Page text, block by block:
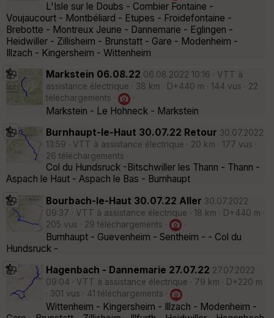
L'Isle sur le Doubs - Combier Fontaine -
Voujaucourt - Montbéliard - Etupes - Froidefontaine -
Brebotte - Montreux Jeune - Dannemarie - Eglingen -
Heidwiller - Zillisheim - Brunstatt - Gare - Modenheim -
Illzach - Kingersheim - Wittenheim
Markstein 06.08.22 06.08.2022 10:16 · VTT à
assistance électrique · 38 km · D+440 m · 144 vus · 22
téléchargements ·
·
Markstein - Le Hohneck - Markstein
Burnhaupt-le-Haut 30.07.22 Retour 30.07.2022
13:59 · VTT à assistance électrique · 20 km · 177 vus ·
26 téléchargements ·
Col du Hundsruck -Bitschwiller les Thann - Thann -
Aspach le Haut - Aspach le Bas - Burnhaupt
Bourbach-le-Haut 30.07.22 Aller 30.07.2022
09:37 · VTT à assistance électrique · 18 km · D+440 m ·
205 vus · 29 téléchargements ·
·
Burnhaupt - Guevenheim - Sentheim - - Col du
Hundsruck -
Hagenbach - Dannemarie 27.07.22 27.07.2022
09:04 · VTT à assistance électrique · 79 km · D+220 m
· 301 vus · 41 téléchargements ·
·
Wittenheim - Kingersheim - Illzach - Modenheim -